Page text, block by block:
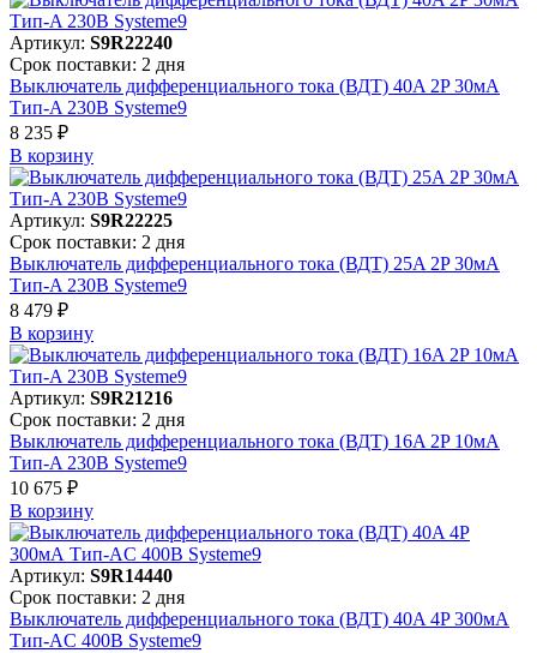
Артикул: S9R22240
Срок поставки: 2 дня
Выключатель дифференциального тока (ВДТ) 40A 2P 30мА
Тип-A 230В Systeme9
8 235 ₽
В корзинy
Артикул: S9R22225
Срок поставки: 2 дня
Выключатель дифференциального тока (ВДТ) 25A 2P 30мА
Тип-A 230В Systeme9
8 479 ₽
В корзинy
Артикул: S9R21216
Срок поставки: 2 дня
Выключатель дифференциального тока (ВДТ) 16A 2P 10мА
Тип-A 230В Systeme9
10 675 ₽
В корзинy
Артикул: S9R14440
Срок поставки: 2 дня
Выключатель дифференциального тока (ВДТ) 40A 4P 300мА
Тип-AC 400В Systeme9